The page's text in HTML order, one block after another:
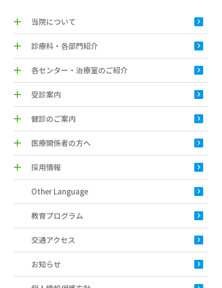
当院について
診療科・各部門紹介
各センター・治療室のご紹介
受診案内
健診のご案内
医療関係者の方へ
採用情報
Other Language
教育プログラム
交通アクセス
お知らせ